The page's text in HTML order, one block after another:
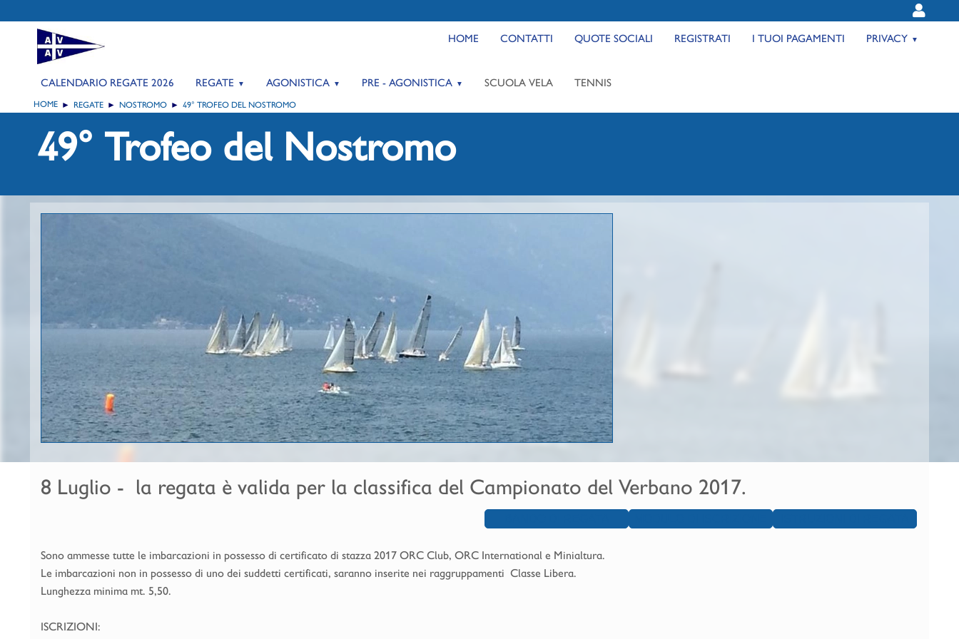
HOME CONTATTI QUOTE SOCIALI REGISTRATI I TUOI PAGAMENTI PRIVACY
CALENDARIO REGATE 2026 REGATE AGONISTICA PRE - AGONISTICA SCUOLA VELA TENNIS
HOME REGATE NOSTROMO 49° TROFEO DEL NOSTROMO
49° Trofeo del Nostromo
8 Luglio - la regata è valida per la classifica del Campionato del Verbano 2017.
Sono ammesse tutte le imbarcazioni in possesso di certificato di stazza 2017 ORC Club, ORC International e Minialtura.
Le imbarcazioni non in possesso di uno dei suddetti certificati, saranno inserite nei raggruppamenti Classe Libera.
Lunghezza minima mt. 5,50.
ISCRIZIONI: